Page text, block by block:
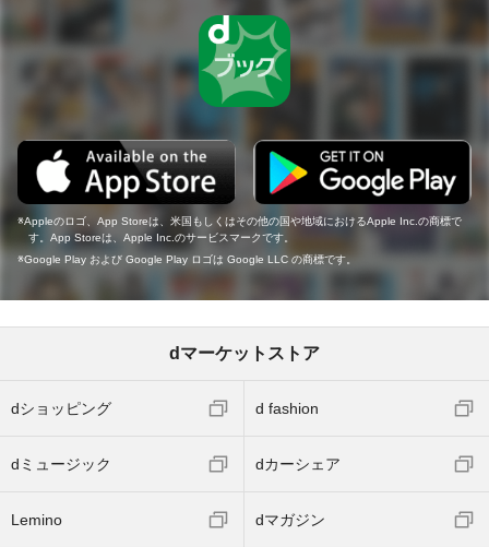
Appleのロゴ、App Storeは、米国もしくはその他の国や地域におけるApple Inc.の商標で
す。App Storeは、Apple Inc.のサービスマークです。
Google Play および Google Play ロゴは Google LLC の商標です。
dマーケットストア
dショッピング d fashion
dミュージック dカーシェア
Lemino dマガジン